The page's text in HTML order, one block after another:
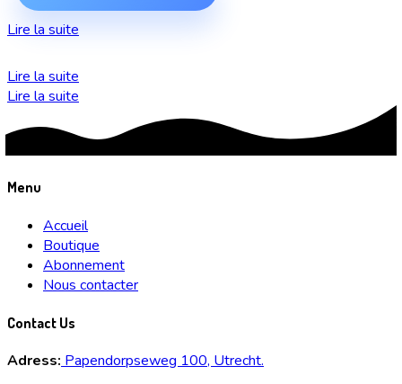
Lire la suite
Lire la suite
Lire la suite
Menu
Accueil
Boutique
Abonnement
Nous contacter
Contact Us
Adress: Papendorpseweg 100, Utrecht.